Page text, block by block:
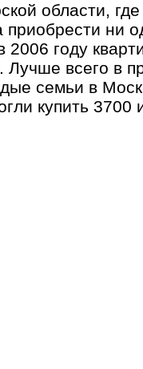
области,
приобрести ни
2006 году
Лучше всего в
семьи в
купить 3700